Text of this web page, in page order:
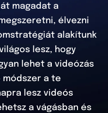
magadat a
élvezni
alakítunk
lesz, hogy
lehet a videózás
módszer a te
lesz videós
a vágásban és